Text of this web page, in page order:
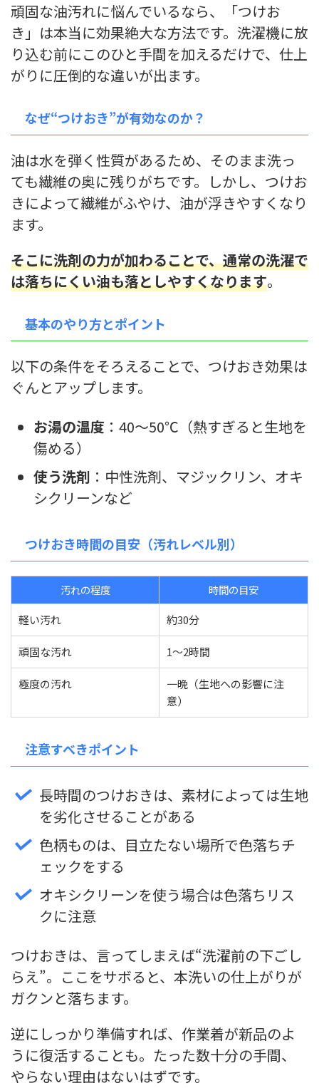
頑固な油汚れに悩んでいるなら、「つけお
き」は本当に効果絶大な方法です。洗濯機に放
り込む前にこのひと手間を加えるだけで、仕上
がりに圧倒的な違いが出ます。
なぜ“つけおき”が有効なのか？
油は水を弾く性質があるため、そのまま洗っ
ても繊維の奥に残りがちです。しかし、つけお
きによって繊維がふやけ、油が浮きやすくなり
ます。
そこに洗剤の力が加わることで、通常の洗濯で
は落ちにくい油も落としやすくなります。
基本のやり方とポイント
以下の条件をそろえることで、つけおき効果は
ぐんとアップします。
お湯の温度 ：40〜50℃（熱すぎると生地を
傷める）
使う洗剤 ：中性洗剤、マジックリン、オキ
シクリーンなど
つけおき時間の目安（汚れレベル別）
汚れの程度
時間の目安
軽い汚れ
約30分
頑固な汚れ 1〜2時間
極度の汚れ
一晩（生地への影響に注
意）
注意すべきポイント
長時間のつけおきは、素材によっては生地
を劣化させることがある
色柄ものは、目立たない場所で色落ちチ
ェックをする
オキシクリーンを使う場合は色落ちリス
クに注意
つけおきは、言ってしまえば“洗濯前の下ごし
らえ”。ここをサボると、本洗いの仕上がりが
ガクンと落ちます。
逆にしっかり準備すれば、作業着が新品のよ
うに復活することも。たった数十分の手間、
やらない理由はないはずです。